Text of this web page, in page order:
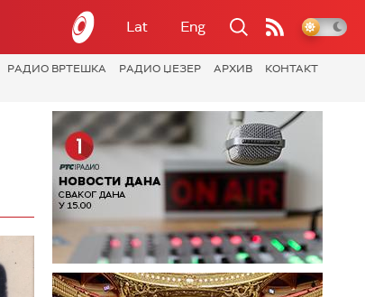
Lat Eng
РАДИО ВРТЕШКА РАДИО ЏЕЗЕР АРХИВ
КОНТАКТ